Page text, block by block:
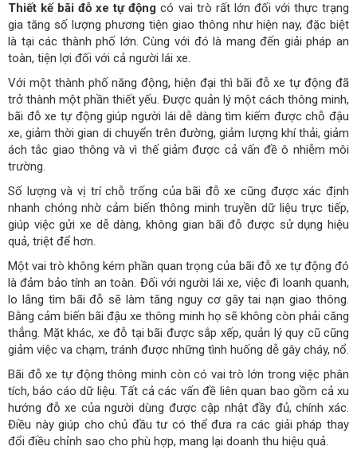
Thiết kế bãi đỗ xe tự động có vai trò rất lớn đối với thực trạng
gia tăng số lượng phương tiện giao thông như hiện nay, đặc biệt
là tại các thành phố lớn. Cùng với đó là mang đến giải pháp an
toàn, tiện lợi đối với cả người lái xe.
Với một thành phố năng động, hiện đại thì bãi đỗ xe tự động đã
trở thành một phần thiết yếu. Được quản lý một cách thông minh,
bãi đỗ xe tự động giúp người lái dễ dàng tìm kiếm được chỗ đậu
xe, giảm thời gian di chuyển trên đường, giảm lượng khí thải, giảm
ách tắc giao thông và vì thế giảm được cả vấn đề ô nhiễm môi
trường.
Số lượng và vị trí chỗ trống của bãi đỗ xe cũng được xác định
nhanh chóng nhờ cảm biến thông minh truyền dữ liệu trực tiếp,
giúp việc gửi xe dễ dàng, không gian bãi đỗ được sử dụng hiệu
quả, triệt để hơn.
Một vai trò không kém phần quan trọng của bãi đỗ xe tự động đó
là đảm bảo tính an toàn. Đối với người lái xe, việc đi loanh quanh,
lo lắng tìm bãi đỗ sẽ làm tăng nguy cơ gây tai nạn giao thông.
Bằng cảm biến bãi đậu xe thông minh họ sẽ không còn phải căng
thẳng. Mặt khác, xe đỗ tại bãi được sắp xếp, quản lý quy cũ cũng
giảm việc va chạm, tránh được những tình huống dễ gây cháy, nổ.
Bãi đỗ xe tự động thông minh còn có vai trò lớn trong việc phân
tích, báo cáo dữ liệu. Tất cả các vấn đề liên quan bao gồm cả xu
hướng đỗ xe của người dùng được cập nhật đầy đủ, chính xác.
Điều này giúp cho chủ đầu tư có thể đưa ra các giải pháp thay
đổi điều chỉnh sao cho phù hợp, mang lại doanh thu hiệu quả.